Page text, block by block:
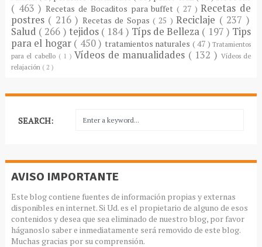
( 463 )Recetas de Bocaditos para buffet( 27 )Recetas de
postres ( 216 ) Recetas de Sopas( 25 )Reciclaje ( 237 )
Salud ( 266 ) tejidos ( 184 ) Típs de Belleza ( 197 ) Tips
para el hogar ( 450 ) tratamientos naturales ( 47 )Tratamientos
para el cabello ( 1 ) Vídeos de manualidades ( 132 ) Vídeos de
relajación ( 2 )
SEARCH:
AVISO IMPORTANTE
Este blog contiene fuentes de información propias y externas
disponibles en internet. Si Ud. es el propietario de alguno de esos
contenidos y desea que sea eliminado de nuestro blog, por favor
háganoslo saber e inmediatamente será removido de este blog.
Muchas gracias por su comprensión.